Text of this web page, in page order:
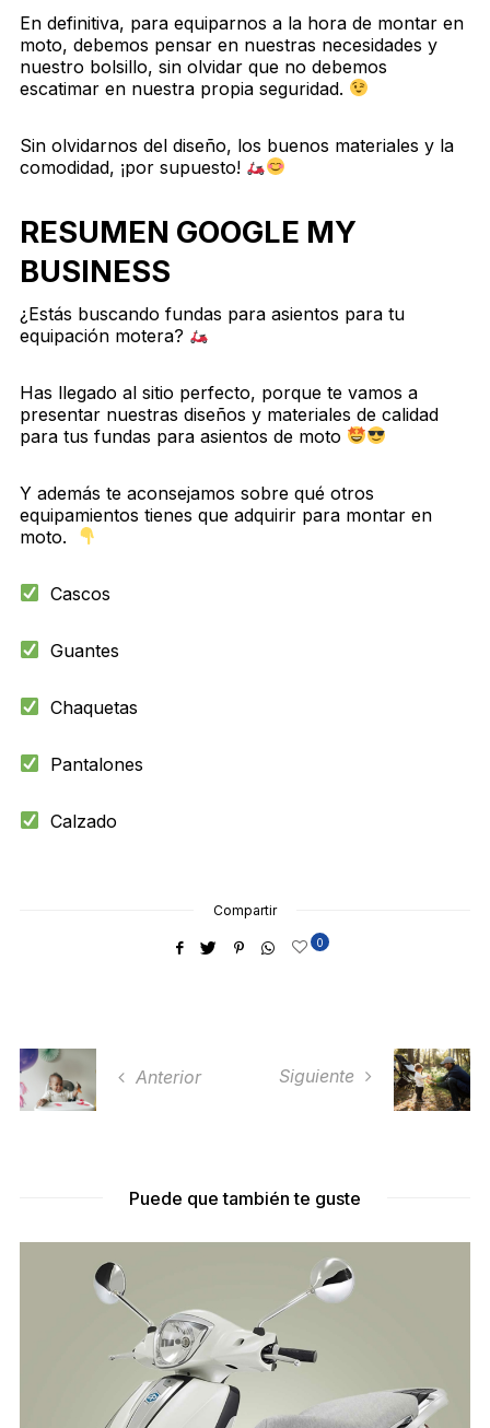
En definitiva, para equiparnos a la hora de montar en
moto, debemos pensar en nuestras necesidades y
nuestro bolsillo, sin olvidar que no debemos
escatimar en nuestra propia seguridad.
Sin olvidarnos del diseño, los buenos materiales y la
comodidad, ¡por supuesto!
RESUMEN GOOGLE MY
BUSINESS
¿Estás buscando fundas para asientos para tu
equipación motera?
Has llegado al sitio perfecto, porque te vamos a
presentar nuestras diseños y materiales de calidad
para tus fundas para asientos de moto
Y además te aconsejamos sobre qué otros
equipamientos tienes que adquirir para montar en
moto.
Cascos
Guantes
Chaquetas
Pantalones
Calzado
Compartir
0
Anterior Siguiente
Puede que también te guste